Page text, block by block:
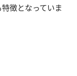
徴となっていま